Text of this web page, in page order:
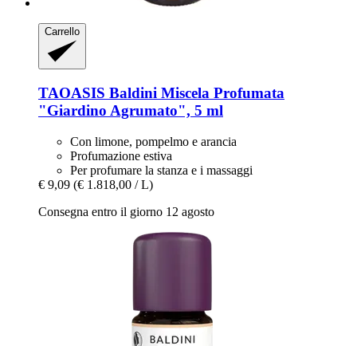
Carrello
TAOASIS Baldini Miscela Profumata
"Giardino Agrumato", 5 ml
Con limone, pompelmo e arancia
Profumazione estiva
Per profumare la stanza e i massaggi
€ 9,09 (€ 1.818,00 / L)
Consegna entro il giorno 12 agosto